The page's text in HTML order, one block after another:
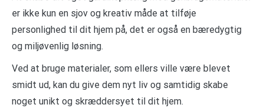
er ikke kun en sjov og kreativ måde at tilføje
personlighed til dit hjem på, det er også en bæredygtig
og miljøvenlig løsning.
Ved at bruge materialer, som ellers ville være blevet
smidt ud, kan du give dem nyt liv og samtidig skabe
noget unikt og skræddersyet til dit hjem.